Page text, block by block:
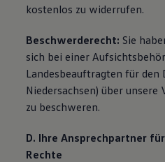
kostenlos zu widerrufen.
Beschwerderecht: Sie
sich bei einer
Landesbeauftragten für den
Niedersachsen) über
zu beschweren.
D. Ihre Ansprechpartner
Rechte